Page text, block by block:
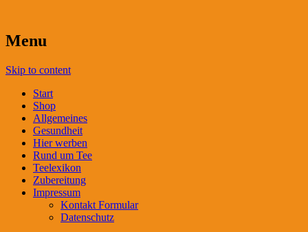
Menu
Skip to content
Start
Shop
Allgemeines
Gesundheit
Hier werben
Rund um Tee
Teelexikon
Zubereitung
Impressum
Kontakt Formular
Datenschutz